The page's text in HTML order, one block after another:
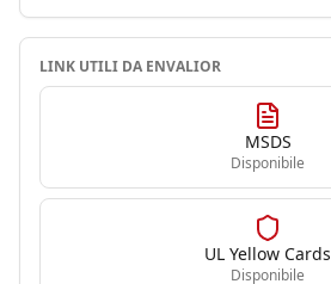
LINK UTILI DA ENVALIOR
MSDS
Disponibile
UL Yellow Cards
Disponibile